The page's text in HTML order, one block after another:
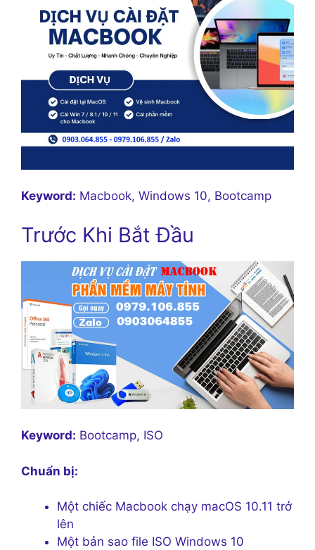
Keyword: Macbook, Windows 10, Bootcamp
Trước Khi Bắt Đầu
Keyword: Bootcamp, ISO
Chuẩn bị:
Một chiếc Macbook chạy macOS 10.11 trở
lên
Một bản sao file ISO Windows 10